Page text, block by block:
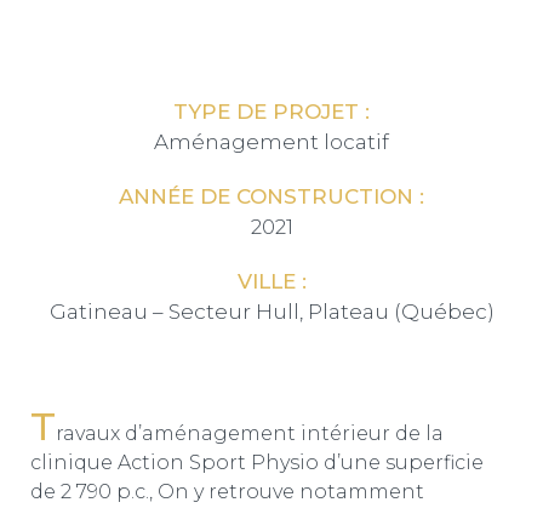
TYPE DE PROJET :
Aménagement locatif
ANNÉE DE CONSTRUCTION :
2021
VILLE :
Gatineau – Secteur Hull, Plateau (Québec)
Travaux d’aménagement intérieur de la
clinique Action Sport Physio d’une superficie
de 2 790 p.c., On y retrouve notamment